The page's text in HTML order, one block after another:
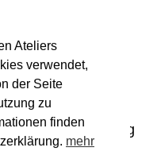
selber
- Vorführung, eine
von Wolfgang
selber herstellen
Ateliers
verwendet,
der Seite
zu
finden
mehr